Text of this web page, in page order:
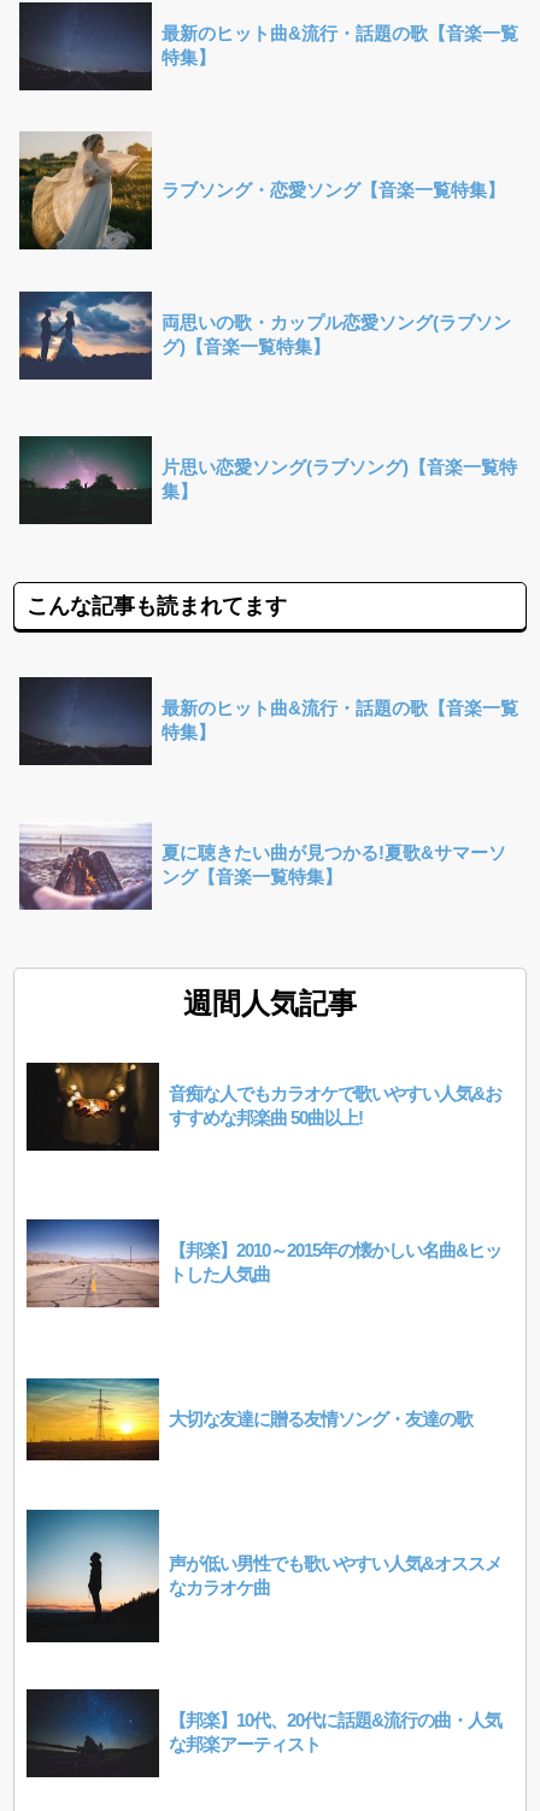
最新のヒット曲&流行・話題の歌【音楽一覧
特集】
ラブソング・恋愛ソング【音楽一覧特集】
両思いの歌・カップル恋愛ソング(ラブソン
グ)【音楽一覧特集】
片思い恋愛ソング(ラブソング)【音楽一覧特
集】
こんな記事も読まれてます
最新のヒット曲&流行・話題の歌【音楽一覧
特集】
夏に聴きたい曲が見つかる!夏歌&サマーソ
ング【音楽一覧特集】
週間人気記事
音痴な人でもカラオケで歌いやすい人気&お
すすめな邦楽曲 50曲以上!
【邦楽】2010～2015年の懐かしい名曲&ヒッ
トした人気曲
大切な友達に贈る友情ソング・友達の歌
声が低い男性でも歌いやすい人気&オススメ
なカラオケ曲
【邦楽】10代、20代に話題&流行の曲・人気
な邦楽アーティスト